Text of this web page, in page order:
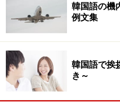
変えたりもするので、
あります（
は？」を参照）。数字を
える方は準備しておきま
저는 사루야마 다케
韓国語の機
例文集
韓国語で挨
き～